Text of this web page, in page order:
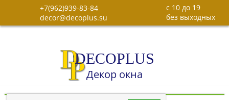
+7(962)939-83-84
decor@decoplus.su
c 10 до 19
без выходных
DECOPLUS
Декор окна